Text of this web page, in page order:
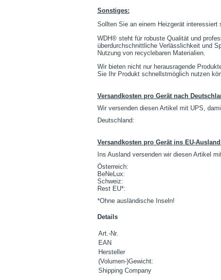
Sonstiges:
Sollten Sie an einem Heizgerät
WDH® steht für robuste Qualität und
überdurchschnittliche Verlässlichkeit und
Nutzung von recyclebaren Materialien.
Wir bieten nicht nur herausragende
Sie Ihr Produkt schnellstmöglich nutzen
Versandkosten pro Gerät nach
Wir versenden diesen Artikel mit UPS,
Deutschland:
Versandkosten pro Gerät ins EU-
Ins Ausland versenden wir diesen Artikel
Österreich:
BeNeLux:
Schweiz:
Rest EU*:
*Ohne ausländische Inseln!
Details
Art.-Nr.
EAN
Hersteller
(Volumen-)Gewicht:
Shipping Company